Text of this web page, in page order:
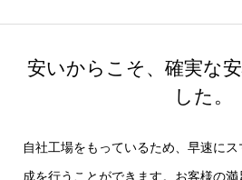
安いからこそ、確実な
した。
自社工場をもっているため、早速に
成を行うことができます。お客様の